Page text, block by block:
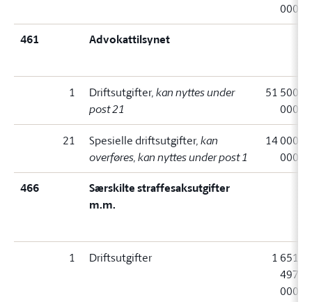
000
461 Advokattilsynet
1 Driftsutgifter, kan nyttes under
post 21
51 500
000
21 Spesielle driftsutgifter, kan
overføres, kan nyttes under post 1
14 000
000
466
Særskilte straffesaksutgifter
m.m.
1 Driftsutgifter
1 651
497
000